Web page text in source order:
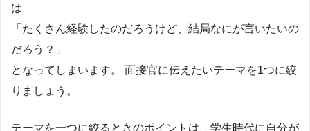
は
「たくさん経験したのだろうけど、結局なにが言いたいの
だろう？」
となってしまいます。 面接官に伝えたいテーマを1つに絞
りましょう。
テーマを一つに絞るときのポイントは、学生時代に自分が